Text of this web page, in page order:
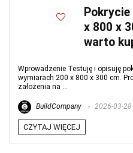
x 800 x
warto
Wprowadzenie Testuję i opisuję
wymiarach 200 x 800 x 300 cm.
założenia na ...
BuildCompany 2026-03-28
CZYTAJ WIĘCEJ